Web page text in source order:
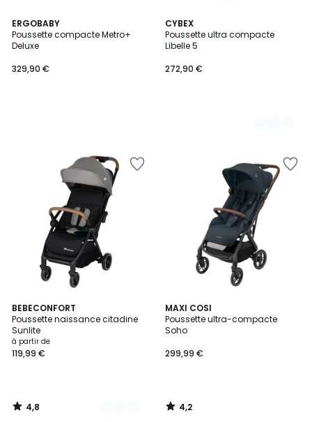
ERGOBABY
Poussette compacte Metro+
Deluxe
329,90 €
CYBEX
Poussette ultra compacte
Libelle 5
272,90 €
2
Couleurs
BEBECONFORT
Poussette naissance citadine
Sunlite
à partir de
119,99 €
4,8
/ 5
2
Couleurs
4,8
/
MAXI COSI
Poussette ultra-compacte
Soho
299,99 €
4,2
/ 5
4,2
/